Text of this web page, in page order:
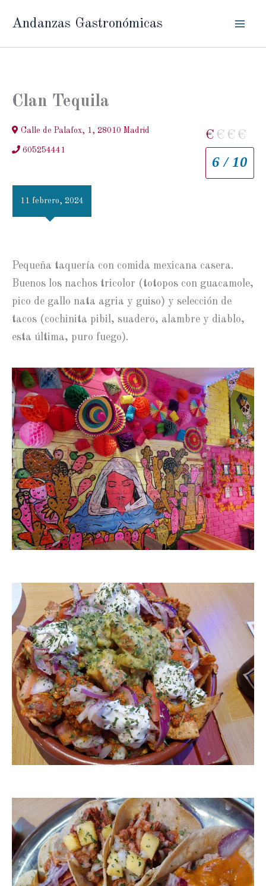
Andanzas Gastronómicas
Clan Tequila
Calle de Palafox, 1, 28010 Madrid
605254441
€ € € €
6 / 10
11 febrero, 2024
Pequeña taquería con comida mexicana casera.
Buenos los nachos tricolor (totopos con guacamole,
pico de gallo nata agria y guiso) y selección de
tacos (cochinita pibil, suadero, alambre y diablo,
esta última, puro fuego).